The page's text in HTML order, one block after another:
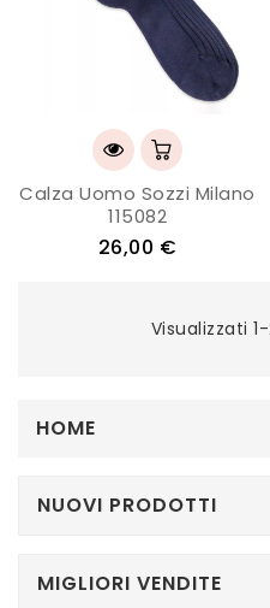
Calza Uomo Sozzi Milano
115082
26,00 €
Visualizzati
HOME
NUOVI PRODOTTI
MIGLIORI VENDITE